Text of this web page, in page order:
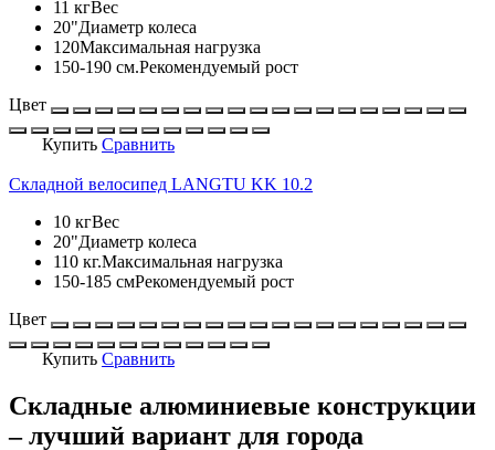
11 кгВес
20"Диаметр колеса
120Максимальная нагрузка
150-190 см.Рекомендуемый рост
Цвет
Купить Сравнить
Складной велосипед LANGTU KK 10.2
10 кгВес
20"Диаметр колеса
110 кг.Максимальная нагрузка
150-185 смРекомендуемый рост
Цвет
Купить Сравнить
Складные алюминиевые конструкции
– лучший вариант для города